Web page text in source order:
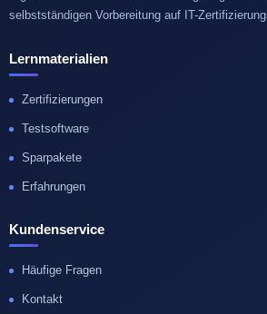
selbstständigen Vorbereitung auf IT-
Lernmaterialien
Zertifizierungen
Testsoftware
Sparpakete
Erfahrungen
Kundenservice
Häufige Fragen
Kontakt